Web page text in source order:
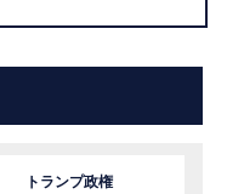
トランプ政権